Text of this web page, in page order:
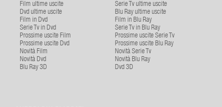
Film ultime uscite
Serie Tv ultime uscite
Dvd ultime uscite
Blu Ray ultime uscite
Film in Dvd
Film in Blu Ray
Serie Tv in Dvd
Serie Tv in Blu Ray
Prossime uscite Film
Prossime uscite Serie Tv
Prossime uscite Dvd
Prossime uscite Blu Ray
Novità Film
Novità Serie Tv
Novità Dvd
Novità Blu Ray
Blu Ray 3D
Dvd 3D